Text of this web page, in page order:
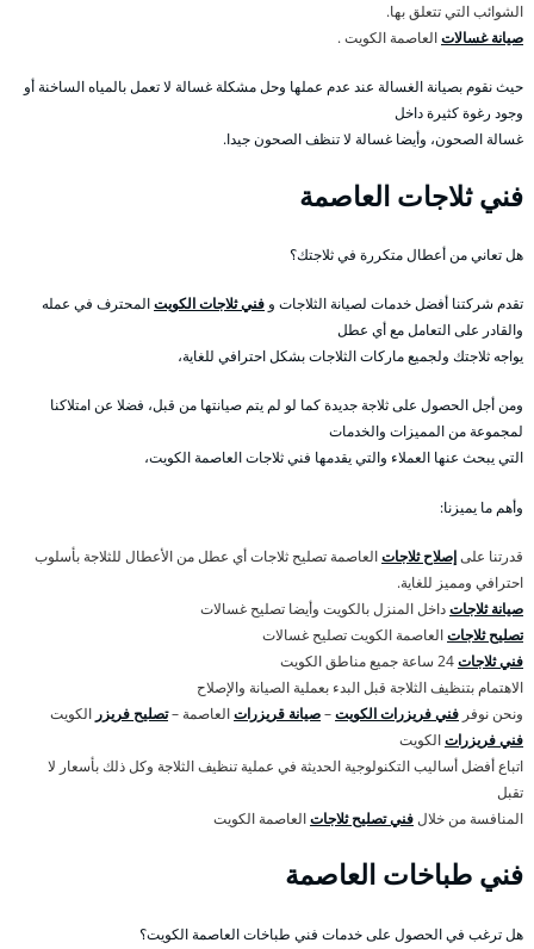
الشوائب التي تتعلق بها.
صيانة غسالاتالعاصمة الكويت .
حيث نقوم بصيانة الغسالة عند عدم عملها وحل مشكلة غسالة لا تعمل بالمياه الساخنة أو
وجود رغوة كثيرة داخل
غسالة الصحون، وأيضا غسالة لا تنظف الصحون جيدا.
فني ثلاجات العاصمة
هل تعاني من أعطال متكررة في ثلاجتك؟
تقدم شركتنا أفضل خدمات لصيانة الثلاجات و فني ثلاجات الكويتالمحترف في عمله
والقادر على التعامل مع أي عطل
يواجه ثلاجتك ولجميع ماركات الثلاجات بشكل احترافي للغاية،
ومن أجل الحصول على ثلاجة جديدة كما لو لم يتم صيانتها من قبل، فضلا عن امتلاكنا
لمجموعة من المميزات والخدمات
التي يبحث عنها العملاء والتي يقدمها فني ثلاجات العاصمة الكويت،
وأهم ما يميزنا:
قدرتنا علىإصلاح ثلاجاتالعاصمة تصليح ثلاجات أي عطل من الأعطال للثلاجة بأسلوب
احترافي ومميز للغاية.
صيانة ثلاجاتداخل المنزل بالكويت وأيضا تصليح غسالات
تصليح ثلاجاتالعاصمة الكويت تصليح غسالات
فني ثلاجات
الاهتمام بتنظيف الثلاجة قبل البدء بعملية الصيانة والإصلاح
ونحن نوفر فني فريزرات الكويت–صيانة قريزراتالعاصمة –تصليح فريزر الكويت
فني فريزراتالكويت
اتباع أفضل أساليب التكنولوجية الحديثة في عملية تنظيف الثلاجة وكل ذلك بأسعار لا
تقبل
المنافسة من خلالفني تصليح ثلاجاتالعاصمة الكويت
فني طباخات العاصمة
هل ترغب في الحصول على خدمات فني طباخات العاصمة الكويت؟